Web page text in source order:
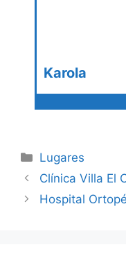
Karola
Categories
Lugares
Clínica Villa El
Hospital